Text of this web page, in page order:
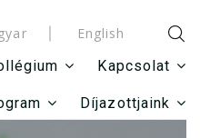
English
Kapcsolat
Díjazottjaink